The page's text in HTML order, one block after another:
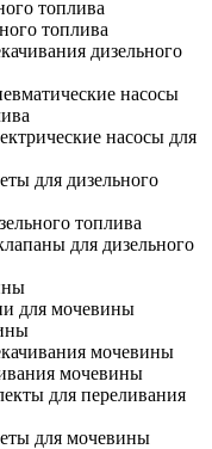
топлива
топлива
дизельного
насосы
насосы для
для дизельного
топлива
для дизельного
для мочевины
мочевины
мочевины
для переливания
для мочевины